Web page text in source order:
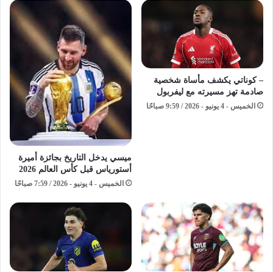
– كوناتي يكشف مأساة شخصية
صادمة تهز مسيرته مع ليفربول
الخميس - 4 يونيو - 2026 / 9:59 صباحًا
ميسي يدخل التاريخ بجائزة أميرة
أستورياس قبل كأس العالم 2026
الخميس - 4 يونيو - 2026 / 7:59 صباحًا